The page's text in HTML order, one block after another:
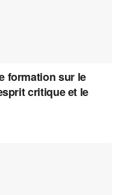
formation sur le
critique et le